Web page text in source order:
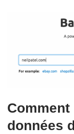
données